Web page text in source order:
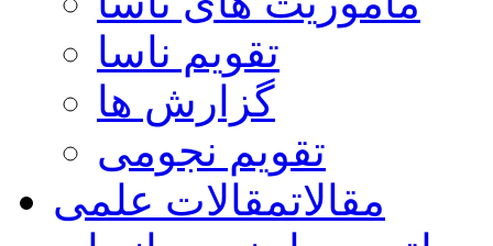
تقویم ناسا
گزارش ها
تقویم نجومی
مقالاتمقالات علمی